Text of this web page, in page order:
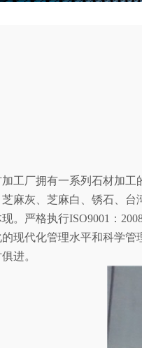
工厂拥有一系列石材加工
麻灰、芝麻白、锈石、
。严格执行ISO9001：
现代化管理水平和科学管
进。